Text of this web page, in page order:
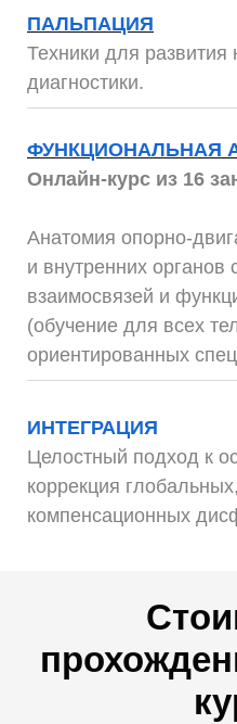
ПАЛЬПАЦИЯ
Техники для развития
диагностики.
2 двух дневных семинара
ФУНКЦИОНАЛЬНАЯ
Онлайн-курс из 16
Анатомия опорно-
и внутренних органов
взаимосвязей и
(обучение для всех
ориентированных
16 онлайн занятий
ИНТЕГРАЦИЯ
Целостный подход к
коррекция
компенсационных